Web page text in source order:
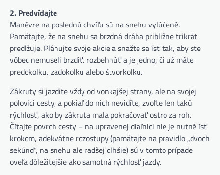
2. Predvídajte
Manévre na poslednú chvíľu sú na snehu vylúčené.
Pamätajte, že na snehu sa brzdná dráha približne trikrát
predlžuje. Plánujte svoje akcie a snažte sa ísť tak, aby ste
vôbec nemuseli brzdiť. rozbehnúť a je jedno, či už máte
predokolku, zadokolku alebo štvorkolku.
Zákruty si jazdite vždy od vonkajšej strany, ale na svojej
polovici cesty, a pokiaľ do nich nevidíte, zvoľte len takú
rýchlosť, ako by zákruta mala pokračovať ostro za roh.
Čítajte povrch cesty – na upravenej diaľnici nie je nutné ísť
krokom, adekvátne rozostupy (pamätajte na pravidlo „dvoch
sekúnd“, na snehu ale radšej dlhšie) sú v tomto prípade
oveľa dôležitejšie ako samotná rýchlosť jazdy.